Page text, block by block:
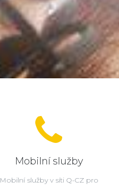
Mobilní služby
Mobilní služby v síti Q-CZ pro